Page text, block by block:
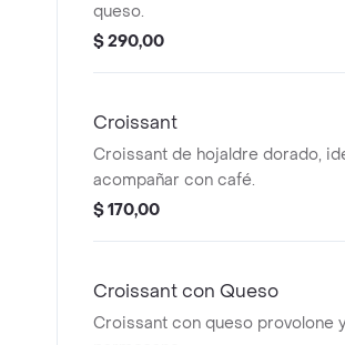
queso.
$ 290,00
Croissant
Croissant de hojaldre dorado,
acompañar con café.
$ 170,00
Croissant con Queso
Croissant con queso provolone y